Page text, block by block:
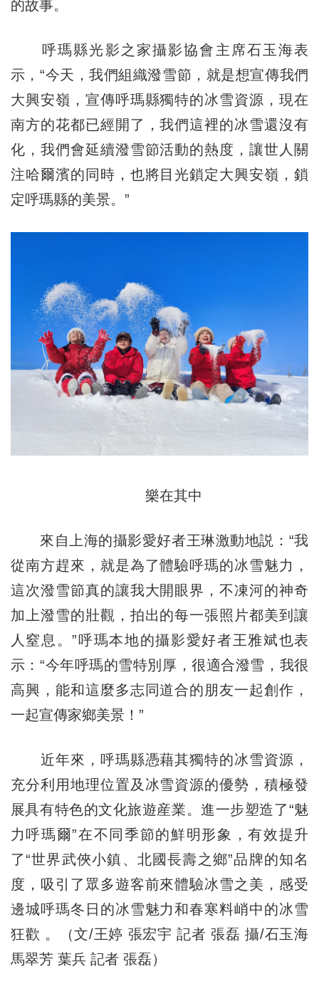
的故事。
呼瑪縣光影之家攝影協會主席石玉海表
示，“今天，我們組織潑雪節，就是想宣傳我們
大興安嶺，宣傳呼瑪縣獨特的冰雪資源，現在
南方的花都已經開了，我們這裡的冰雪還沒有
化，我們會延續潑雪節活動的熱度，讓世人關
注哈爾濱的同時，也將目光鎖定大興安嶺，鎖
定呼瑪縣的美景。”
樂在其中
來自上海的攝影愛好者王琳激動地説：“我
從南方趕來，就是為了體驗呼瑪的冰雪魅力，
這次潑雪節真的讓我大開眼界，不凍河的神奇
加上潑雪的壯觀，拍出的每一張照片都美到讓
人窒息。”呼瑪本地的攝影愛好者王雅斌也表
示：“今年呼瑪的雪特別厚，很適合潑雪，我很
高興，能和這麼多志同道合的朋友一起創作，
一起宣傳家鄉美景！”
近年來，呼瑪縣憑藉其獨特的冰雪資源，
充分利用地理位置及冰雪資源的優勢，積極發
展具有特色的文化旅遊産業。進一步塑造了“魅
力呼瑪爾”在不同季節的鮮明形象，有效提升
了“世界武俠小鎮、北國長壽之鄉”品牌的知名
度，吸引了眾多遊客前來體驗冰雪之美，感受
邊城呼瑪冬日的冰雪魅力和春寒料峭中的冰雪
狂歡 。（文/王婷 張宏宇 記者 張磊 攝/石玉海
馬翠芳 葉兵 記者 張磊）